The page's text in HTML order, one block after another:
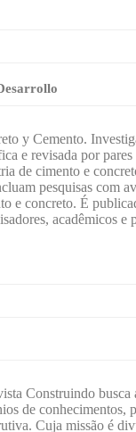
y Cemento.
e revisada por
de cimento e
pesquisas com
e concreto. É
acadêmicos e
Construindo busca
de conhecimentos,
Cuja missão é